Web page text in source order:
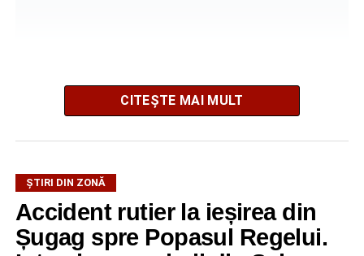
Festivalul este organizat de
Liberi, în parteneriat cuPrimăria Comunei Gârbova
Ordinul Cetății Mühlbach, iar accesul publicului va fi
CITEȘTE MAI MULT
ȘTIRI DIN ZONĂ
Accident rutier la ieșirea din
Șugag spre Popasul Regelui.